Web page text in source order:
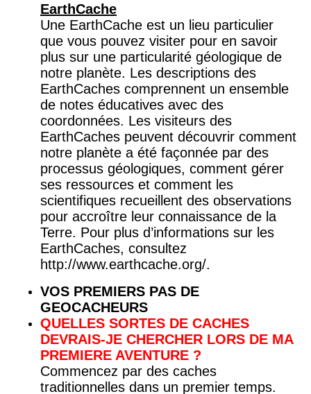
EarthCache
Une EarthCache est un lieu particulier
que vous pouvez visiter pour en savoir
plus sur une particularité géologique de
notre planète. Les descriptions des
EarthCaches comprennent un ensemble
de notes éducatives avec des
coordonnées. Les visiteurs des
EarthCaches peuvent découvrir comment
notre planète a été façonnée par des
processus géologiques, comment gérer
ses ressources et comment les
scientifiques recueillent des observations
pour accroître leur connaissance de la
Terre. Pour plus d’informations sur les
EarthCaches, consultez
http://www.earthcache.org/.
VOS PREMIERS PAS DE
GEOCACHEURS
QUELLES SORTES DE CACHES
DEVRAIS-JE CHERCHER LORS DE MA
PREMIERE AVENTURE ?
Commencez par des caches
traditionnelles dans un premier temps.